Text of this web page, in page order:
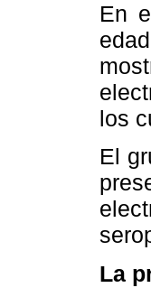
En
los
El
La